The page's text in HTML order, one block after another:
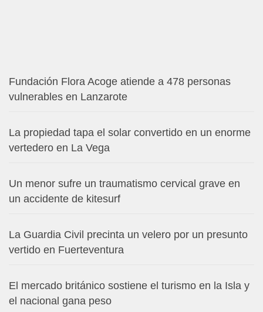
Fundación Flora Acoge atiende a 478 personas
vulnerables en Lanzarote
La propiedad tapa el solar convertido en un enorme
vertedero en La Vega
Un menor sufre un traumatismo cervical grave en
un accidente de kitesurf
La Guardia Civil precinta un velero por un presunto
vertido en Fuerteventura
El mercado británico sostiene el turismo en la Isla y
el nacional gana peso